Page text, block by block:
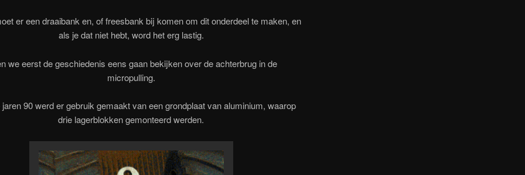
er een draaibank en, of freesbank bij komen om dit onderdeel te maken, en
als je dat niet hebt, word het erg lastig.
we eerst de geschiedenis eens gaan bekijken over de achterbrug in de
micropulling.
jaren 90 werd er gebruik gemaakt van een grondplaat van aluminium, waarop
drie lagerblokken gemonteerd werden.